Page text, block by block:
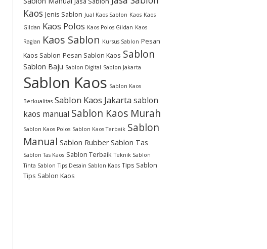
Kaos Jenis Sablon Jual Kaos Sablon Kaos Kaos
Gildan Kaos Polos Kaos Polos Gildan Kaos
Raglan Kaos Sablon Kursus Sablon Pesan
Kaos Sablon Pesan Sablon Kaos Sablon
Sablon Baju Sablon Digital Sablon Jakarta
Sablon Kaos Sablon Kaos
Berkualitas Sablon Kaos Jakarta sablon
kaos manual Sablon Kaos Murah
Sablon Kaos Polos Sablon Kaos Terbaik Sablon
Manual Sablon Rubber Sablon Tas
Sablon Tas Kaos Sablon Terbaik Teknik Sablon
Tinta Sablon Tips Desain Sablon Kaos Tips Sablon
Tips Sablon Kaos